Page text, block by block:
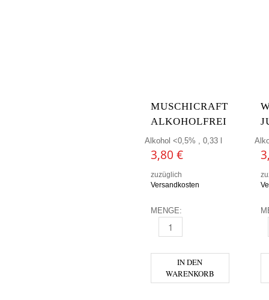
MUSCHICRAFT
ALKOHOLFREI
Alkohol <0,5% , 0,33 l
3,80 €
zuzüglich
Versandkosten
MENGE:
MUSCHICRAFT ALKOHOLFREI
IN DEN
WARENKORB